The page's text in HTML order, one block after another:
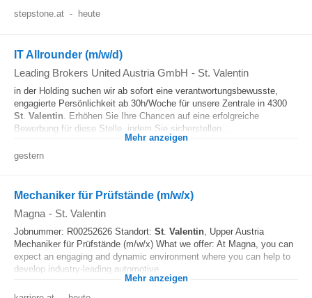
stepstone.at - heute
IT Allrounder (m/w/d)
Leading Brokers United Austria GmbH - St. Valentin
in der Holding suchen wir ab sofort eine verantwortungsbewusste,
engagierte Persönlichkeit ab 30h/Woche für unsere Zentrale in 4300
St. Valentin. Erhöhen Sie Ihre Chancen auf eine erfolgreiche
Bewerbung für diese Stelle, indem Sie sicherstellen...
Mehr anzeigen
gestern
Mechaniker für Prüfstände (m/w/x)
Magna - St. Valentin
Jobnummer: R00252626 Standort: St. Valentin, Upper Austria
Mechaniker für Prüfstände (m/w/x) What we offer: At Magna, you can
expect an engaging and dynamic environment where you can help to
develop industry-leading automotive...
Mehr anzeigen